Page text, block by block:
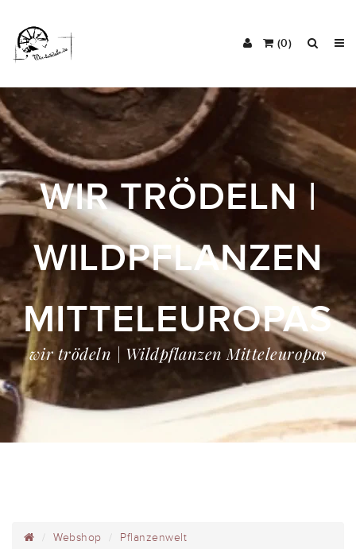
(0)
WIR TRÖDELN |
WILDPFLANZEN
MITTELEUROPAS
wir trödeln | Wildpflanzen Mitteleuropas
Webshop
Pflanzenwelt